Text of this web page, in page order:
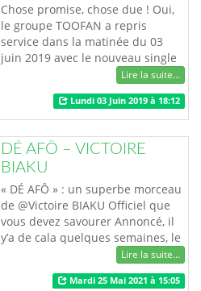
Chose promise, chose due ! Oui,
le groupe TOOFAN a repris
service dans la matinée du 03
juin 2019 avec le nouveau single
intitulé La vie là-bas extrait de
leur album CONQUISTADORS. Un
clip réalisé avec LOUANE, une
jeune chanteuse de la musique
française. La vie là-bas n’est pas
facile, fredonnèrent ils dans ce
nouveau clip pour dire STOP à la
m…
Lire la suite...
Lundi 03 Juin 2019 à 18:12
DÉ AFÔ – VICTOIRE
BIAKU
« DÉ AFÔ » : un superbe morceau
de @Victoire BIAKU Officiel que
vous devez savourer Annoncé, il
y’a de cala quelques semaines, le
clip vidéo du morceau « DÉ AFÔ »
de Victoire BIAKU est disponible
sur toutes les plateformes depuis
Lire la suite...
Mardi 25 Mai 2021 à 15:05